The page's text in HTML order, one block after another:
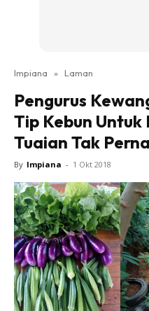
Ruang Makan
Ruang Tamu
Direktori
Interior Design
Landskap
DIY
Bilik Air
Bilik Tidur
Dapur
Ruang Makan
Make Over
Impiana » Laman
Pengurus
Tip Kebun Untuk
Tuaian Tak
By Impiana - 1 Okt 2018